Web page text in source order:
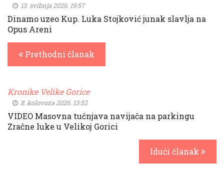
13. svibnja 2026. 19:57
Dinamo uzeo Kup. Luka Stojković junak slavlja na
Opus Areni
Prethodni članak
Kronike Velike Gorice
8. kolovoza 2026. 13:52
VIDEO Masovna tučnjava navijača na parkingu
Zračne luke u Velikoj Gorici
Idući članak